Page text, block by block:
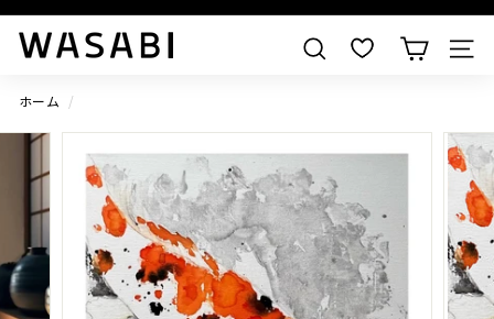
すべての作品を見る
W
S
A
B
検索
ホーム /